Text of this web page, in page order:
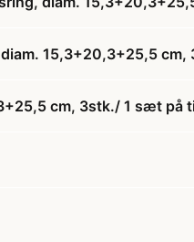
15,3+20,3+25,5
cm, 3stk./ 1 sæt på